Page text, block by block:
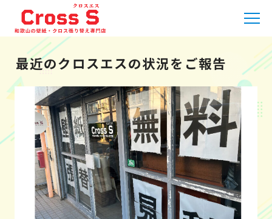
HOME»職人日記»最近のクロスエスの状況をご報告
最近のクロスエスの状況をご報告